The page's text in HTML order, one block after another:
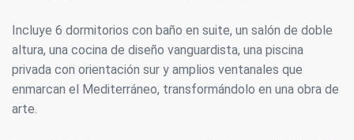
Incluye 6 dormitorios con baño en suite, un salón de doble
altura, una cocina de diseño vanguardista, una piscina
privada con orientación sur y amplios ventanales que
enmarcan el Mediterráneo, transformándolo en una obra de
arte.